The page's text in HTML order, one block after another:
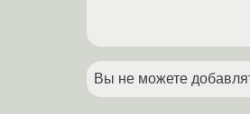
Вы не можете